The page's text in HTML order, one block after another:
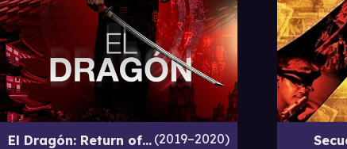
El Dragón: Return of a Warrior 2019–2020